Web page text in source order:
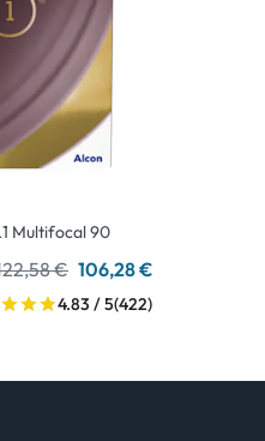
Multifocal 90
€ 106,28 €
4.83 / 5(422)